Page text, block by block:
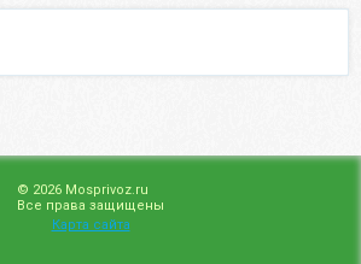
© 2026 Mosprivoz.ru
Все права защищены
Карта сайта